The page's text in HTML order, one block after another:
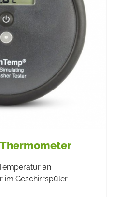
an
im Geschirrspüler